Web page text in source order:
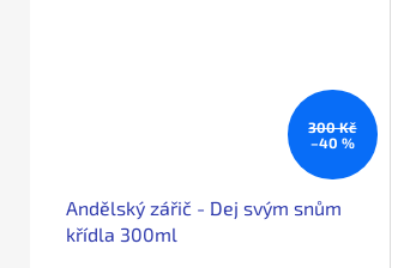
300 Kč
–40 %
Andělský zářič - Dej svým snům
křídla 300ml